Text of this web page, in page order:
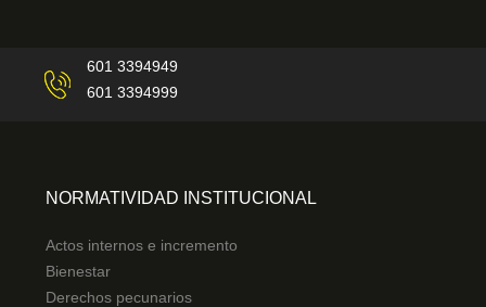
601 3394949
601 3394999
NORMATIVIDAD INSTITUCIONAL
Actos internos e incremento
Bienestar
Derechos pecunarios